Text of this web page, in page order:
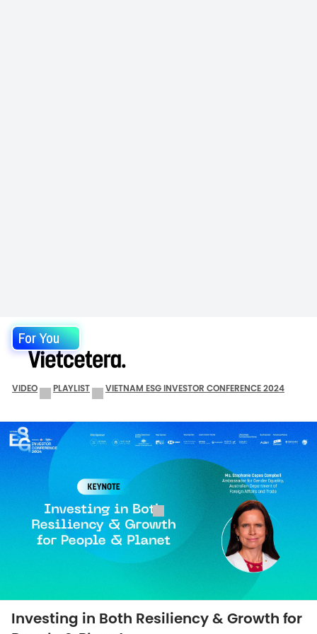
For You
VIDEO PLAYLIST VIETNAM ESG INVESTOR CONFERENCE 2024
Investing in Both Resiliency & Growth for